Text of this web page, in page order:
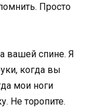
Просто
вашей спине. Я
когда вы
мои ноги
Не торопите.